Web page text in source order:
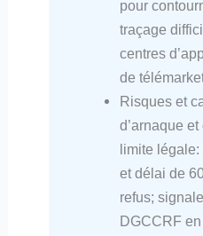
pour
traçage
centres
de
Risques et
d’arnaque
limite
et délai de
refus;
DGCCRF en